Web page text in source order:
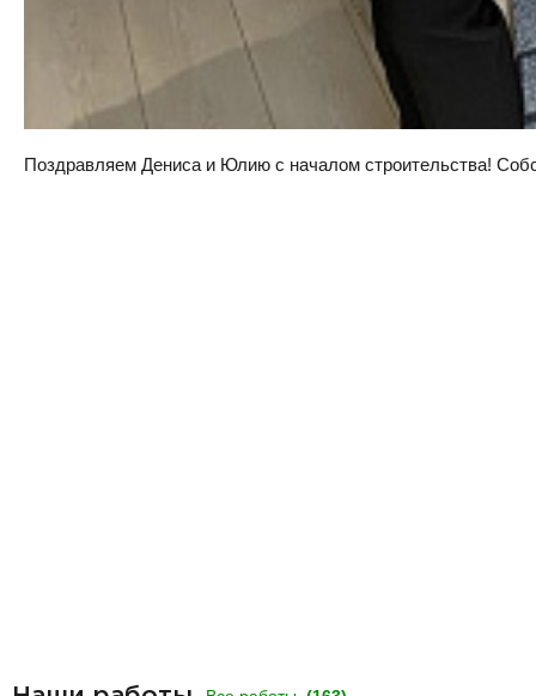
Поздравляем Дениса и Юлию с началом строительства!